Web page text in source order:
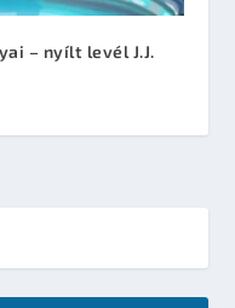
– nyílt levél J.J.